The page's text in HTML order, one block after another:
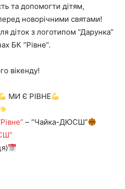
та допомогти дітям,
новорічними святами!
діток з логотипом “Дарунка”
БК “Рівне”.
вікенду!
МИ Є РІВНЕ
– “Чайка-ДЮСШ”